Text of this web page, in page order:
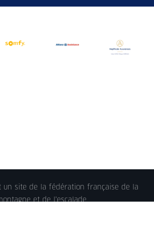
un site de la fédération française de la
et de l'escalade